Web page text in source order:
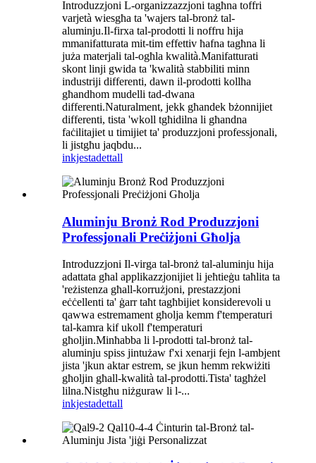
Introduzzjoni L-organizzazzjoni tagħna toffri
varjetà wiesgħa ta 'wajers tal-bronż tal-
aluminju.Il-firxa tal-prodotti li noffru hija
mmanifatturata mit-tim effettiv ħafna tagħna li
juża materjali tal-ogħla kwalità.Manifatturati
skont linji gwida ta 'kwalità stabbiliti minn
industriji differenti, dawn il-prodotti kollha
għandhom mudelli tad-dwana
differenti.Naturalment, jekk għandek bżonnijiet
differenti, tista 'wkoll tgħidilna li għandna
faċilitajiet u timijiet ta' produzzjoni professjonali,
li jistgħu jaqbdu...
inkjestadettall
Aluminju Bronż Rod Produzzjoni
Professjonali Preċiżjoni Għolja
Introduzzjoni Il-virga tal-bronż tal-aluminju hija
adattata għal applikazzjonijiet li jeħtieġu taħlita ta
'reżistenza għall-korrużjoni, prestazzjoni
eċċellenti ta' ġarr taħt tagħbijiet konsiderevoli u
qawwa estremament għolja kemm f'temperaturi
tal-kamra kif ukoll f'temperaturi
għoljin.Minħabba li l-prodotti tal-bronż tal-
aluminju spiss jintużaw f'xi xenarji fejn l-ambjent
jista 'jkun aktar estrem, se jkun hemm rekwiżiti
għoljin għall-kwalità tal-prodotti.Tista' tagħżel
lilna.Nistgħu niżguraw li l-...
inkjestadettall